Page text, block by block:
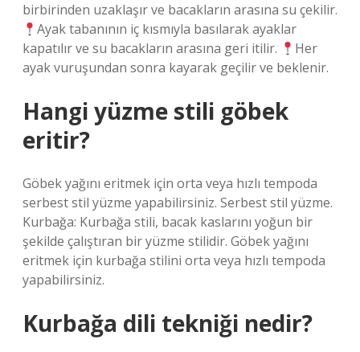
birbirinden uzaklaşır ve bacakların arasına su çekilir.
Ayak tabanının iç kısmıyla basılarak ayaklar
kapatılır ve su bacakların arasına geri itilir.
Her
ayak vuruşundan sonra kayarak geçilir ve beklenir.
Hangi yüzme stili göbek
eritir?
Göbek yağını eritmek için orta veya hızlı tempoda
serbest stil yüzme yapabilirsiniz. Serbest stil yüzme.
Kurbağa: Kurbağa stili, bacak kaslarını yoğun bir
şekilde çalıştıran bir yüzme stilidir. Göbek yağını
eritmek için kurbağa stilini orta veya hızlı tempoda
yapabilirsiniz.
Kurbağa dili tekniği nedir?